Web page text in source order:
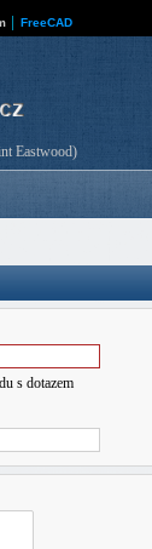
FreeCAD
Eastwood)
s dotazem